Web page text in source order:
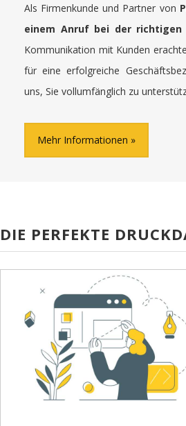
Als Firmenkunde und Partner von
einem Anruf bei der richtigen
Kommunikation mit Kunden
für eine erfolgreiche
uns, Sie vollumfänglich zu
Mehr Informationen
DIE PERFEKTE